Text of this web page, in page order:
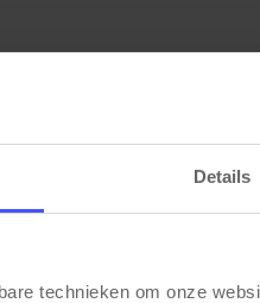
Details
technieken om onze